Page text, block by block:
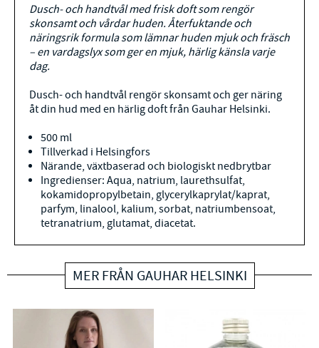
Dusch- och handtvål med frisk doft som rengör
skonsamt och vårdar huden. Återfuktande och
näringsrik formula som lämnar huden mjuk och fräsch
– en vardagslyx som ger en mjuk, härlig känsla varje
dag.
Dusch- och handtvål rengör skonsamt och ger näring
åt din hud med en härlig doft från Gauhar Helsinki.
500 ml
Tillverkad i Helsingfors
Närande, växtbaserad och biologiskt nedbrytbar
Ingredienser: Aqua, natrium, laurethsulfat,
kokamidopropylbetain, glycerylkaprylat/kaprat,
parfym, linalool, kalium, sorbat, natriumbensoat,
tetranatrium, glutamat, diacetat.
MER FRÅN GAUHAR HELSINKI